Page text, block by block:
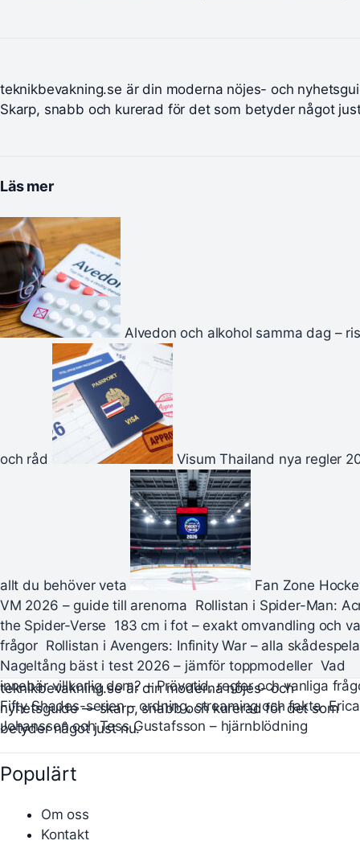
teknikbevakning.se är din moderna nöjes- och
Skarp, snabb och kurerad för det som betyder något
Läs mer
Alvedon och alkohol samma dag –
och råd Visum Thailand nya regler
allt du behöver veta
Fan Zone
VM 2026 – guide till arenorna Rollistan i Spider-Man:
the Spider-Verse 183 cm i fot – exakt omvandling och
frågor Rollistan i Avengers: Infinity War – alla
Nageltång bäst i test 2026 – jämför toppmodeller Vad
innebär villkorlig dom? – Prövotid, regler och vanliga
Fifty Shades-serien – ordning, streaming och fakta Erica
Johansson och Tess Gustafsson – hjärnblödning
teknikbevakning.se är din moderna nöjes- och
nyhetsguide — skarp, snabb och kurerad för det som
betyder något just nu.
Populärt
Om oss
Kontakt